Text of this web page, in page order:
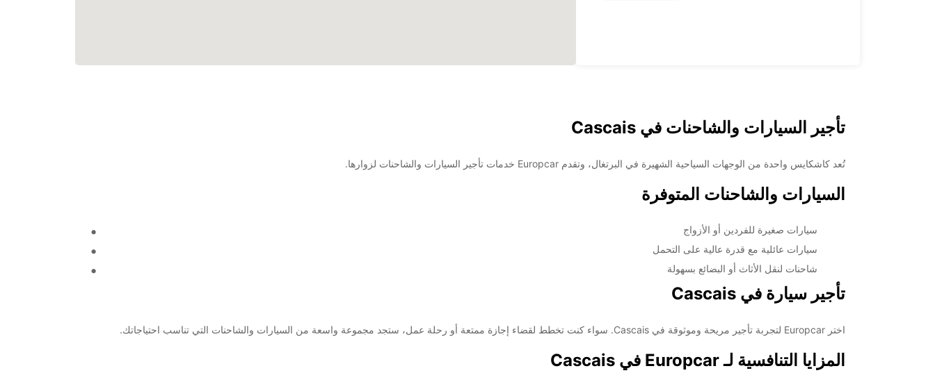
تأجير السيارات والشاحنات في Cascais
تُعد كاشكايس واحدة من الوجهات السياحية الشهيرة في البرتغال، وتقدم Europcar خدمات تأجير السيارات والشاحنات لزوارها.
السيارات والشاحنات المتوفرة
سيارات صغيرة للفردين أو الأزواج
سيارات عائلية مع قدرة عالية على التحمل
شاحنات لنقل الأثاث أو البضائع بسهولة
تأجير سيارة في Cascais
اختر Europcar لتجربة تأجير مريحة وموثوقة في Cascais. سواء كنت تخطط لقضاء إجازة ممتعة أو رحلة عمل، ستجد مجموعة واسعة من السيارات والشاحنات التي تناسب احتياجاتك.
المزايا التنافسية لـ Europcar في Cascais